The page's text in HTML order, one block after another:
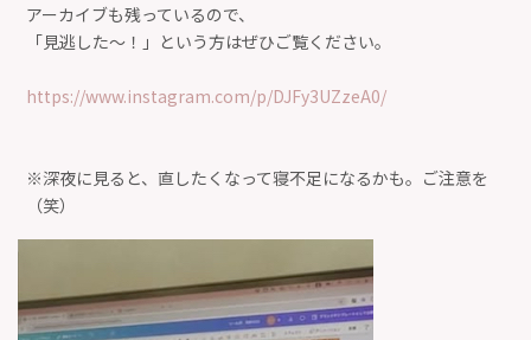
アーカイブも残っているので、
「見逃した〜！」という方はぜひご覧ください。
https://www.instagram.com/p/DJFy3UZzeA0/
※深夜に見ると、直したくなって寝不足になるかも。ご注意を
（笑）